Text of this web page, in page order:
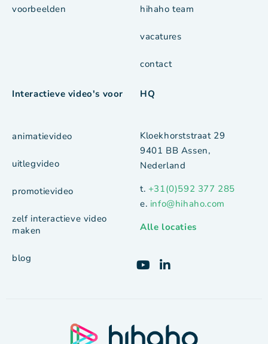
voorbeelden hihaho team
vacatures
contact
Interactieve video's voor
animatievideo
uitlegvideo
promotievideo
zelf interactieve video
maken
blog
HQ
Kloekhorststraat 29
9401 BB Assen,
Nederland
t. +31(0)592 377 285
e. info@hihaho.com
Alle locaties